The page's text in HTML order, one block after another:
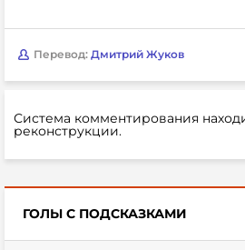
Перевод: Дмитрий Жуков
Система комментирования
реконструкции.
ГОЛЫ С ПОДСКАЗКАМИ